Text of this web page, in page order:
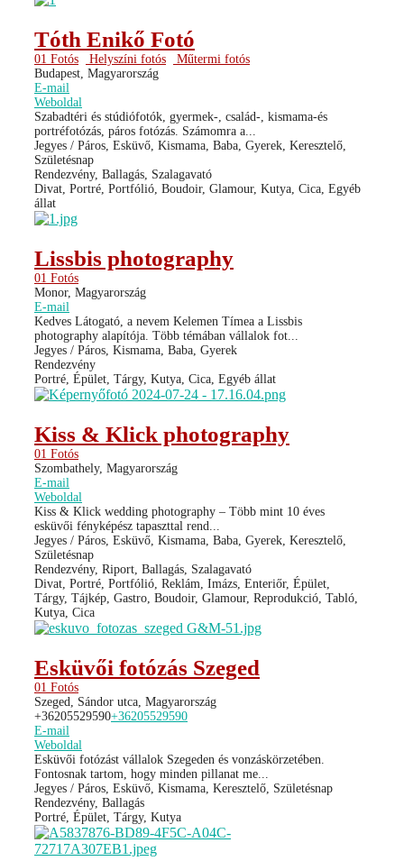
Tóth Enikő Fotó
01 Fotós Helyszíni fotós
Műtermi fotós
Budapest, Magyarország
E-mail
Weboldal
Szabadtéri és stúdiófotók, gyermek-, család-, kismama-és
portréfotózás, páros fotózás. Számomra a...
Jegyes / Páros, Esküvő, Kismama, Baba, Gyerek, Keresztelő,
Születésnap
Rendezvény, Ballagás, Szalagavató
Divat, Portré, Portfólió, Boudoir, Glamour, Kutya, Cica, Egyéb
állat
Lissbis photography
01 Fotós
Monor, Magyarország
E-mail
Kedves Látogató, a nevem Kelemen Tímea a Lissbis
photography alapítója. Több témában vállalok fot...
Jegyes / Páros, Kismama, Baba, Gyerek
Rendezvény
Portré, Épület, Tárgy, Kutya, Cica, Egyéb állat
Kiss & Klick photography
01 Fotós
Szombathely, Magyarország
E-mail
Weboldal
Kiss & Klick wedding photography – Több mint 10 éves
esküvői fényképész tapaszttal rend...
Jegyes / Páros, Esküvő, Kismama, Baba, Gyerek, Keresztelő,
Születésnap
Rendezvény, Riport, Ballagás, Szalagavató
Divat, Portré, Portfólió, Reklám, Imázs, Enteriőr, Épület,
Tárgy, Tájkép, Gastro, Boudoir, Glamour, Reprodukció, Tabló,
Kutya, Cica
Esküvői fotózás Szeged
01 Fotós
Szeged, Sándor utca, Magyarország
+36205529590+36205529590
E-mail
Weboldal
Esküvői fotózást vállalok Szegeden és vonzáskörzetében.
Fontosnak tartom, hogy minden pillanat me...
Jegyes / Páros, Esküvő, Kismama, Keresztelő, Születésnap
Rendezvény, Ballagás
Portré, Épület, Tárgy, Kutya